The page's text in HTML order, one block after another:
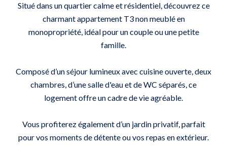
Situé dans un quartier calme et résidentiel, découvrez ce
charmant appartement T3 non meublé en
monopropriété, idéal pour un couple ou une petite
famille.
Composé d’un séjour lumineux avec cuisine ouverte, deux
chambres, d’une salle d'eau et de WC séparés, ce
logement offre un cadre de vie agréable.
Vous profiterez également d’un jardin privatif, parfait
pour vos moments de détente ou vos repas en extérieur.